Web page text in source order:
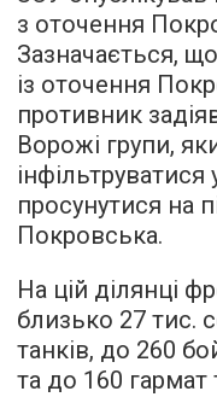
з оточення
Зазначається,
із оточення
противник
Ворожі групи,
інфільтруватися
просунутися на
Покровська.
На цій ділянці
близько 27 тис.
танків, до 260
та до 160 гармат